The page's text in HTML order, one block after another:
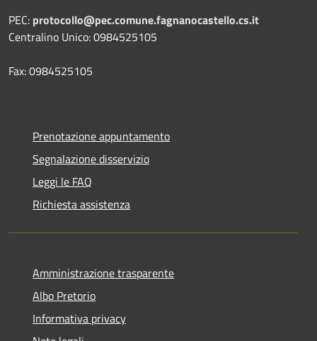
PEC: protocollo@pec.comune.fagnanocastello.cs.it
Centralino Unico: 0984525105
Fax: 0984525105
Prenotazione appuntamento
Segnalazione disservizio
Leggi le FAQ
Richiesta assistenza
Amministrazione trasparente
Albo Pretorio
Informativa privacy